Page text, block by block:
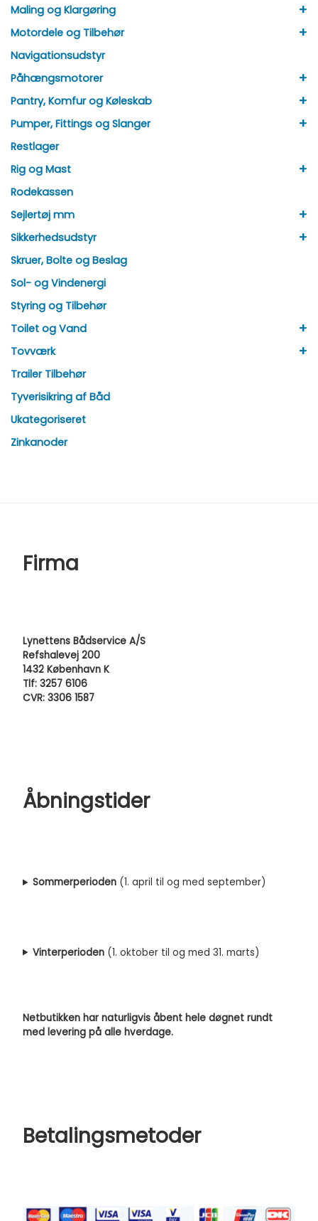
Maling og Klargøring +
Motordele og Tilbehør +
Navigationsudstyr
Påhængsmotorer
+
Pantry, Komfur og Køleskab +
Pumper, Fittings og Slanger +
Restlager
Rig og Mast
+
Rodekassen
Sejlertøj mm
+
Sikkerhedsudstyr +
Skruer, Bolte og Beslag
Sol- og Vindenergi
Styring og Tilbehør
Toilet og Vand
+
Tovværk +
Trailer Tilbehør
Tyverisikring af Båd
Ukategoriseret
Zinkanoder
Firma
Lynettens Bådservice A/S
Refshalevej 200
1432 København K
Tlf: 3257 6106
CVR: 3306 1587
Åbningstider
Sommerperioden (1. april til og med september)
Vinterperioden (1. oktober til og med 31. marts)
Netbutikken har naturligvis åbent hele døgnet rundt
med levering på alle hverdage.
Betalingsmetoder